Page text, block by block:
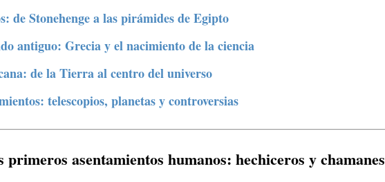
de Stonehenge a las pirámides de Egipto
antiguo: Grecia y el nacimiento de la ciencia
de la Tierra al centro del universo
telescopios, planetas y controversias
asentamientos humanos: hechiceros y chamanes